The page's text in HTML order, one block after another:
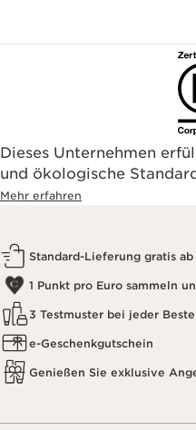
Dieses Unternehmen
und ökologische
Mehr erfahren
Standard-Lieferung gratis
1 Punkt pro Euro sammeln
3 Testmuster bei jeder
e-Geschenkgutschein
Genießen Sie exklusive